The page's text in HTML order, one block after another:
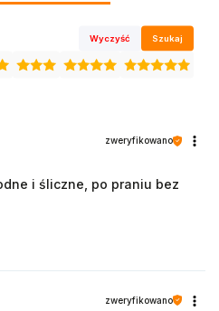
Wyczyść Szukaj
zweryfikowano
i śliczne, po praniu bez
zweryfikowano